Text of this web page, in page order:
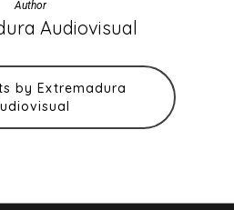
Author
Audiovisual
by Extremadura